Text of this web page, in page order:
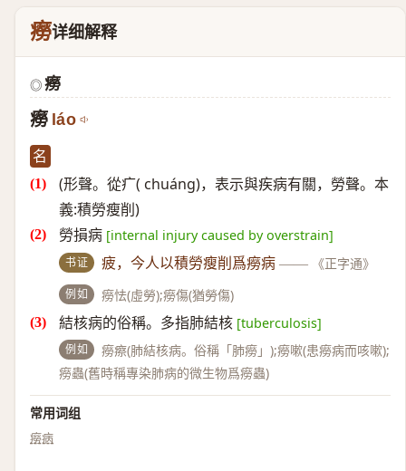
癆详细解释
◎ 癆
癆 láo
名
(形聲。從疒( chuáng)，表示與疾病有關，勞聲。本
義:積勞瘦削)
勞損病 [internal injury caused by overstrain]
书证 疲，今人以積勞瘦削爲癆病 —— 《正字通》
例如 癆怯(虛勞);癆傷(猶勞傷)
結核病的俗稱。多指肺結核 [tuberculosis]
例如
癆瘵(肺結核病。俗稱「肺癆」);癆嗽(患癆病而咳嗽);
癆蟲(舊時稱專染肺病的微生物爲癆蟲)
常用词组
癆病